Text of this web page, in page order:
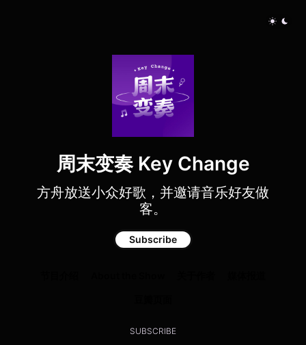
周末变奏 Key Change
方舟放送小众好歌，并邀请音乐好友做
客。
Subscribe
SUBSCRIBE